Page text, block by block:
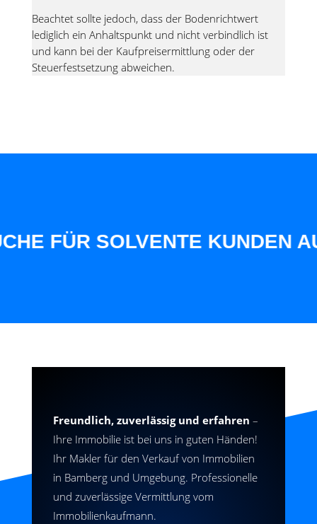
Beachtet sollte jedoch, dass der Bodenrichtwert
lediglich ein Anhaltspunkt und nicht verbindlich ist
und kann bei der Kaufpreisermittlung oder der
Steuerfestsetzung abweichen.
SOLVENTE KUNDEN AUS
Freundlich, zuverlässig und erfahren –
Ihre Immobilie ist bei uns in guten Händen!
Ihr Makler für den Verkauf von Immobilien
in Bamberg und Umgebung. Professionelle
und zuverlässige Vermittlung vom
Immobilienkaufmann.